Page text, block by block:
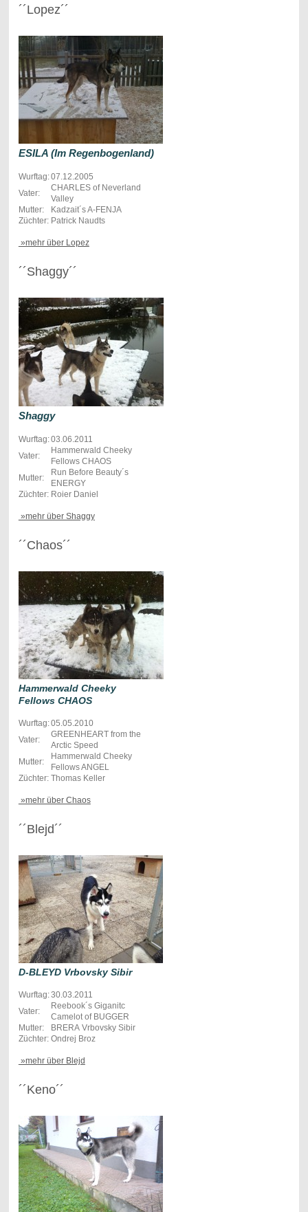
´´Lopez´´
ESILA (Im Regenbogenland)
Wurftag:07.12.2005
Vater:
CHARLES of Neverland
Valley
Mutter:
Kadzait´s A-FENJA
Züchter: Patrick Naudts
»mehr über Lopez
´´Shaggy´´
Shaggy
Wurftag:03.06.2011
Vater:
Hammerwald Cheeky
Fellows CHAOS
Mutter:
Run Before Beauty´s
ENERGY
Züchter: Roier Daniel
»mehr über Shaggy
´´Chaos´´
Hammerwald Cheeky
Fellows CHAOS
Wurftag:05.05.2010
Vater:
GREENHEART from the
Arctic Speed
Mutter:
Hammerwald Cheeky
Fellows ANGEL
Züchter: Thomas Keller
»mehr über Chaos
´´Blejd´´
D-BLEYD Vrbovsky Sibir
Wurftag:30.03.2011
Vater:
Reebook´s Giganitc
Camelot of BUGGER
Mutter:
BRERA Vrbovsky Sibir
Züchter: Ondrej Broz
»mehr über Blejd
´´Keno´´